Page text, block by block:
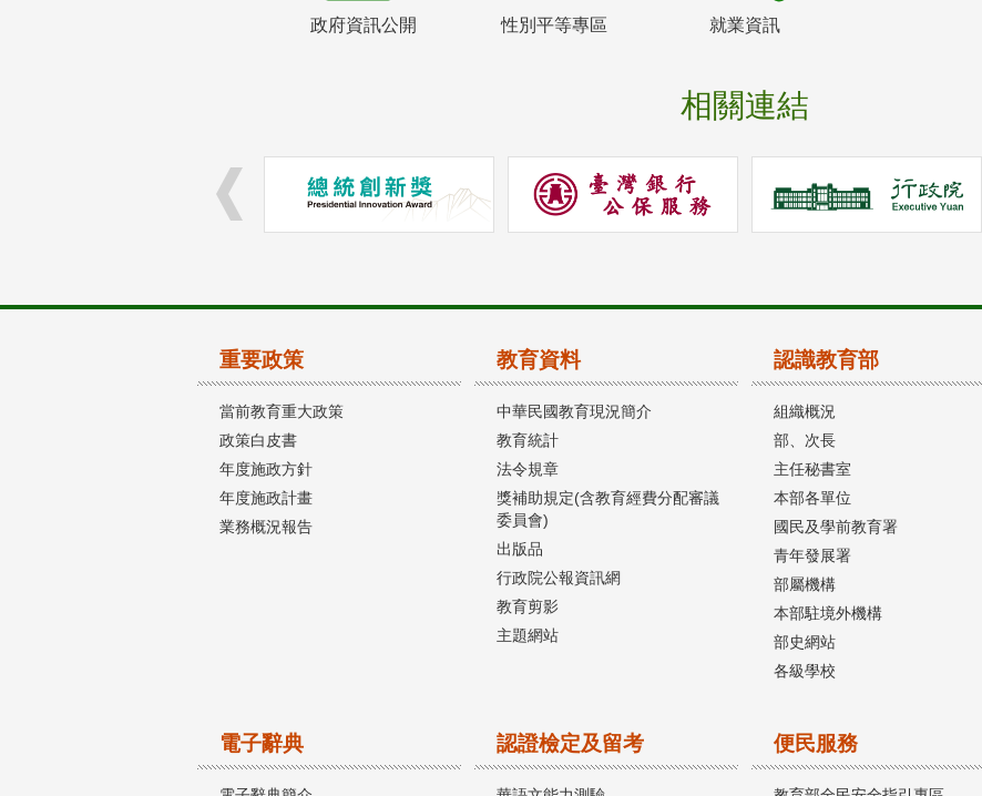
政府資訊公開 性別平等專區 就業資訊
相關連結
重要政策
當前教育重大政策
政策白皮書
年度施政方針
年度施政計畫
業務概況報告
教育資料
中華民國教育現況簡介
教育統計
法令規章
獎補助規定(含教育經費分配審議
委員會)
出版品
行政院公報資訊網
教育剪影
主題網站
認識教育部
組織概況
部、次長
主任秘書室
本部各單位
國民及學前教育署
青年發展署
部屬機構
本部駐境外機構
部史網站
各級學校
電子辭典 認證檢定及留考 便民服務